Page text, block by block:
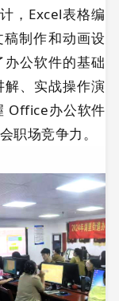
，Excel表格编
制作和动画设
公软件的基础
、实战操作演
Office办公软件
职场竞争力。